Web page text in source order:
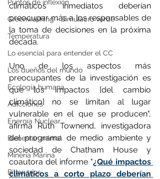
Puntos de inflexión
Greenwashing - Simulacro verde
Temperatura
Lo esencial para entender el CC
Los dueños del mundo
Ecología humana
Adicciones
Energía Nuclear
Bienestar animal
Minería Marina
Billonarios
climáticos inmediatos deberían
preocupar más a los responsables de
la toma de decisiones en la próxima
década.
Uno de los aspectos más
preocupantes de la investigación es
que los impactos [del cambio
climático] no se limitan al lugar
vulnerable en el que se producen",
afirma Ruth Townend, investigadora
del programa de medio ambiente y
sociedad de Chatham House y
coautora del informe "¿Qué impactos
climáticos a corto plazo deberían